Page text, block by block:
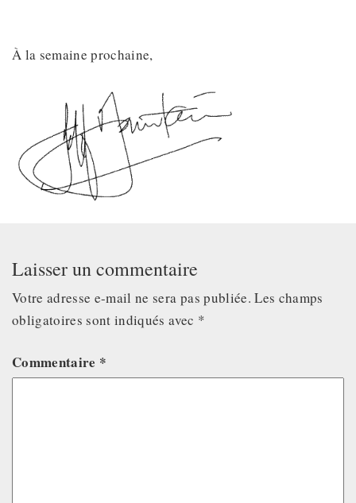
À la semaine prochaine,
Laisser un commentaire
Votre adresse e-mail ne sera pas publiée. Les champs
obligatoires sont indiqués avec *
Commentaire *